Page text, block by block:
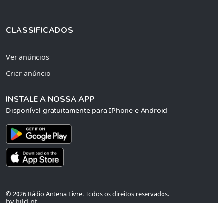
CLASSIFICADOS
Ver anúncios
Criar anúncio
INSTALE A NOSSA APP
Disponível gratuitamente para IPhone e Android
© 2026 Rádio Antena Livre. Todos os direitos reservados.
by bild.pt